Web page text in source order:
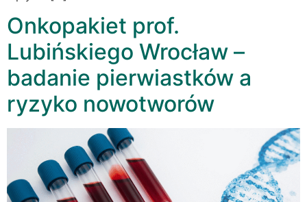
Onkopakiet prof.
Lubińskiego Wrocław –
badanie pierwiastków a
ryzyko nowotworów